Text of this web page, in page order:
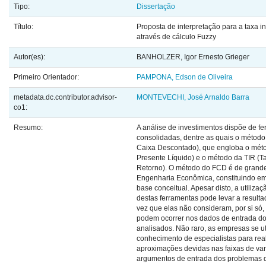
Tipo: Dissertação
Título:
Proposta de interpretação para a taxa
através de cálculo Fuzzy
Autor(es): BANHOLZER, Igor Ernesto Grieger
Primeiro Orientador: PAMPONA, Edson de Oliveira
metadata.dc.contributor.advisor-
co1:
MONTEVECHI, José Arnaldo Barra
Resumo:
A análise de investimentos dispõe de
consolidadas, dentre as quais o
Caixa Descontado), que engloba o
Presente Líquido) e o método da TIR
Retorno). O método do FCD é de
Engenharia Econômica, constituindo
base conceitual. Apesar disto, a
destas ferramentas pode levar a
vez que elas não consideram, por si
podem ocorrer nos dados de entrada
analisados. Não raro, as empresas se
conhecimento de especialistas para
aproximações devidas nas faixas de
argumentos de entrada dos problemas